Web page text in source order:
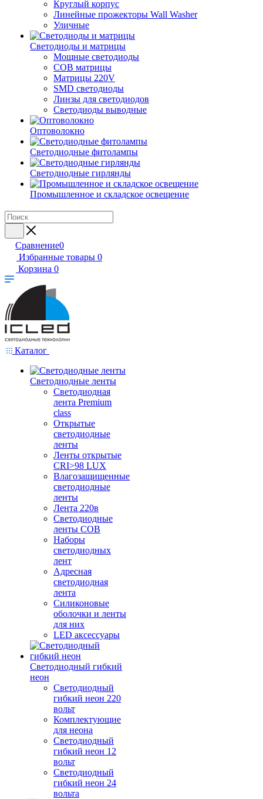
Круглый корпус
Линейные прожекторы Wall Washer
Уличные
Светодиоды и матрицы
Мощные светодиоды
COB матрицы
Матрицы 220V
SMD светодиоды
Линзы для светодиодов
Светодиоды выводные
Оптоволокно
Светодиодные фитолампы
Светодиодные гирлянды
Промышленное и складское освещение
Сравнение0
Избранные товары 0
Корзина 0
Каталог
Светодиодные ленты
Светодиодная
лента Premium
class
Открытые
светодиодные
ленты
Ленты открытые
CRI>98 LUX
Влагозащищенные
светодиодные
ленты
Лента 220в
Светодиодные
ленты COB
Наборы
светодиодных
лент
Адресная
светодиодная
лента
Силиконовые
оболочки и ленты
для них
LED аксессуары
Светодиодный гибкий
неон
Светодиодный
гибкий неон 220
вольт
Комплектующие
для неона
Светодиодный
гибкий неон 12
вольт
Светодиодный
гибкий неон 24
вольта